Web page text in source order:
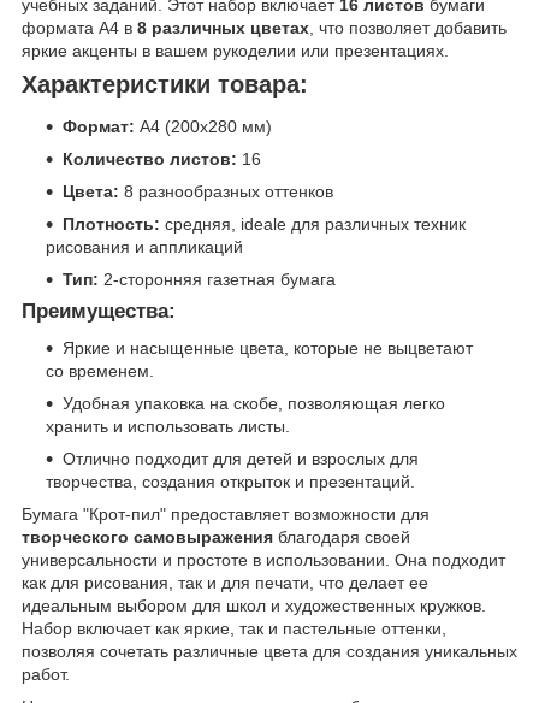
учебных заданий. Этот набор включает 16 листов бумаги
формата A4 в 8 различных цветах , что позволяет добавить
яркие акценты в вашем рукоделии или презентациях.
Характеристики товара:
Формат: A4 (200х280 мм)
Количество листов: 16
Цвета: 8 разнообразных оттенков
Плотность: средняя, ideale для различных техник
рисования и аппликаций
Тип: 2-сторонняя газетная бумага
Преимущества:
Яркие и насыщенные цвета, которые не выцветают
со временем.
Удобная упаковка на скобе, позволяющая легко
хранить и использовать листы.
Отлично подходит для детей и взрослых для
творчества, создания открыток и презентаций.
Бумага "Крот-пил" предоставляет возможности для
творческого самовыражения благодаря своей
универсальности и простоте в использовании. Она подходит
как для рисования, так и для печати, что делает ее
идеальным выбором для школ и художественных кружков.
Набор включает как яркие, так и пастельные оттенки,
позволяя сочетать различные цвета для создания уникальных
работ.